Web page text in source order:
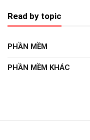
Read by topic
PHẦN MỀM
PHẦN MỀM KHÁC